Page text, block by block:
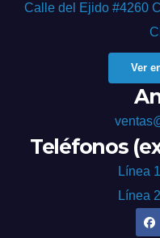
Calle del Ejido #4260
Ver
Teléfonos
Línea
Línea